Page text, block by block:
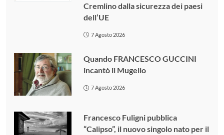
Cremlino dalla sicurezza dei paesi
dell’UE
7 Agosto 2026
Quando FRANCESCO GUCCINI
incantò il Mugello
7 Agosto 2026
Francesco Fuligni pubblica
“Calipso”, il nuovo singolo nato per il